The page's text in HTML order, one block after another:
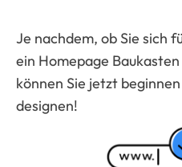
Je nachdem, ob Sie sich
ein Homepage
können Sie jetzt
designen!